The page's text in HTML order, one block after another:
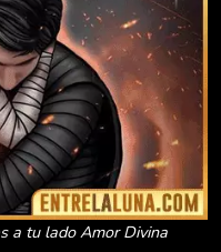
a tu lado Amor Divina